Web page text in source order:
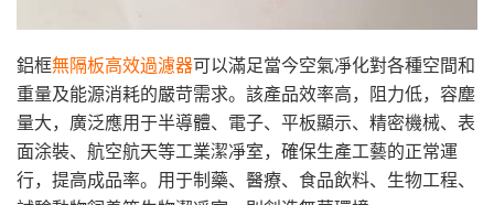
鋁框無隔板高效過濾器可以滿足當今空氣凈化對各種空間和
重量及能源消耗的嚴苛需求。該產品效率高，阻力低，容塵
量大，廣泛應用于半導體、電子、平板顯示、精密機械、表
面涂裝、航空航天等工業潔凈室，確保生產工藝的正常運
行，提高成品率。用于制藥、醫療、食品飲料、生物工程、